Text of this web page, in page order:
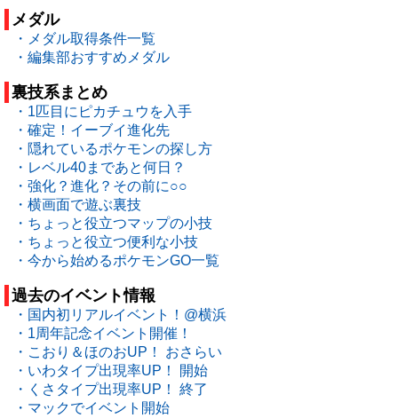
メダル
・メダル取得条件一覧
・編集部おすすめメダル
裏技系まとめ
・1匹目にピカチュウを入手
・確定！イーブイ進化先
・隠れているポケモンの探し方
・レベル40まであと何日？
・強化？進化？その前に○○
・横画面で遊ぶ裏技
・ちょっと役立つマップの小技
・ちょっと役立つ便利な小技
・今から始めるポケモンGO一覧
過去のイベント情報
・国内初リアルイベント！@横浜
・1周年記念イベント開催！
・こおり＆ほのおUP！ おさらい
・いわタイプ出現率UP！ 開始
・くさタイプ出現率UP！ 終了
・マックでイベント開始